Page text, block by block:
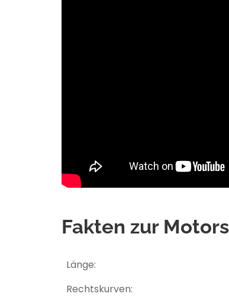
Fakten zur
Länge:
Rechtskurven: